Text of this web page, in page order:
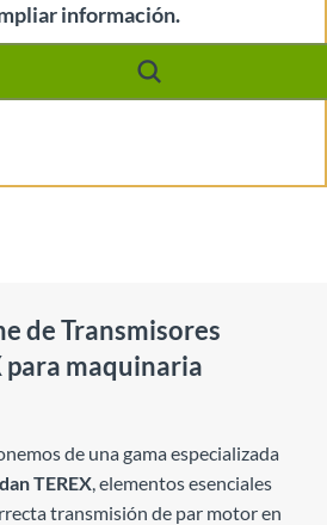
información.
de Transmisores
para maquinaria
de una gama especializada
TEREX, elementos esenciales
transmisión de par motor en